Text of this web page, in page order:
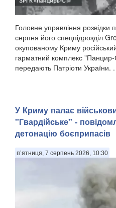
Головне управління
серпня його спецпідрозділ
окупованому Криму
гарматний комплекс "Панцир-
передають Патріоти України.
У Криму палає
"Гвардійське" -
детонацію боєприпасів
п’ятниця, 7 серпень 2026, 10:30